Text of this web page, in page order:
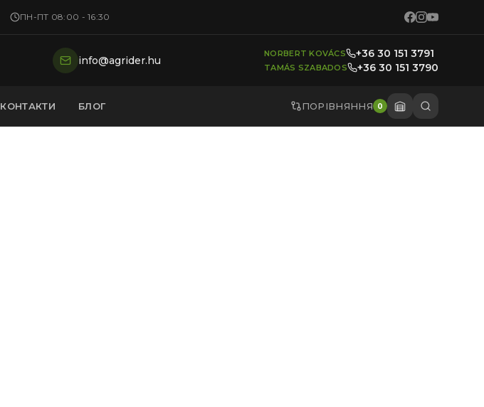
ПН-ПТ 08:00 - 16:30
info@agrider.hu
NORBERT KOVÁCS +36 30 151 3791
TAMÁS SZABADOS +36 30 151 3790
КОНТАКТИ БЛОГ ПОРІВНЯННЯ 0